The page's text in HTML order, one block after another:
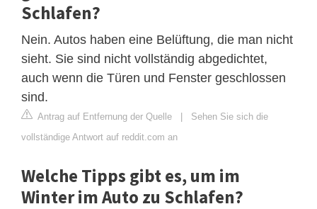
Schlafen?
Nein. Autos haben eine Belüftung, die man nicht
sieht. Sie sind nicht vollständig abgedichtet,
auch wenn die Türen und Fenster geschlossen
sind.
Antrag auf Entfernung der Quelle | Sehen Sie sich die
vollständige Antwort auf reddit.com an
Welche Tipps gibt es, um im
Winter im Auto zu Schlafen?